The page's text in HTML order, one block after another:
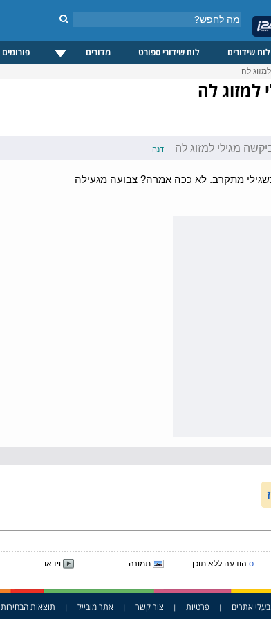
לוח שידורים לוח שידורי ספורט מדורים פורומים
לה
לה
מגילי למזוג לה דנה
מתקרב. לא ככה אמרה? צבועה מגעילה
o הודעה ללא תוכן תמונה וידאו
בעלי אתרים | פרטיות | צור קשר | אתר מובייל | תוצאות הבחירות